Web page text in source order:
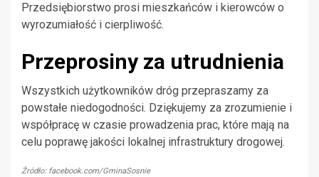
Przedsiębiorstwo prosi mieszkańców i kierowców o
wyrozumiałość i cierpliwość.
Przeprosiny za utrudnienia
Wszystkich użytkowników dróg przepraszamy za
powstałe niedogodności. Dziękujemy za zrozumienie i
współpracę w czasie prowadzenia prac, które mają na
celu poprawę jakości lokalnej infrastruktury drogowej.
Źródło: facebook.com/GminaSosnie